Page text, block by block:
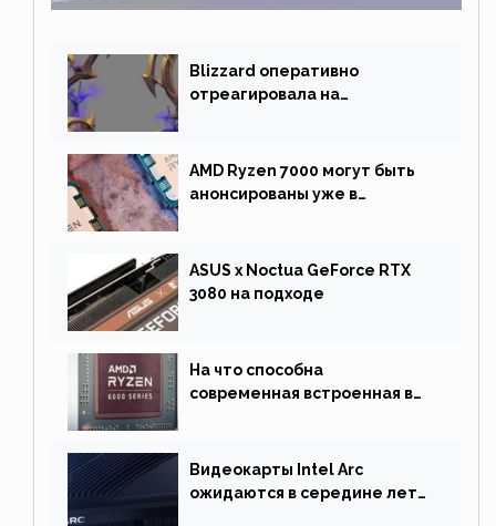
Blizzard оперативно
отреагировала на
AMD Ryzen 7000 могут быть
анонсированы уже в
ASUS x Noctua GeForce RTX
3080 на подходе
На что способна
современная встроенная в
Видеокарты Intel Arc
ожидаются в середине лета.